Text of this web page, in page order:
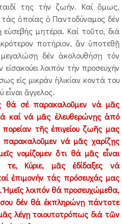
της τήν ζωήν. Καί ὅμως,
ὁποίας ὁ Παντοδύναμος δέν
εὐσεβής μητέρα. Καί τοῦτο, διά
ποτήριον, ἄν ὑποτεθῇ
δέν ἀκολουθήσῃ τόν
εἰσακούει λοιπόν τήν προσευχήν
εἰς μικράν ἡλικίαν κοντά του
ἄγγελος.
θά σέ παρακαλοῦμεν νά μᾶς
καί νά μᾶς ἐλευθερώνῃς ἀπό
τῆς ἐπιγείου ζωῆς μας
νά μᾶς χαρίζῃς
νομίζομεν ὅτι θά μᾶς εἶναι
Κύριε, μᾶς ἐδίδαξες νά
ἐπιμονήν τάς πρόσευχάς μας
Ἡμεῖς λοιπόν θά προσευχώμεθα,
δέν θά ἐκπληρώνῃ πάντοτε
λέγῃ τοιουτοτρόπως διά τῶν